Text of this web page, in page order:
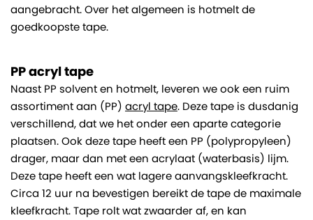
aangebracht. Over het algemeen is hotmelt de
goedkoopste tape.
PP acryl tape
Naast PP solvent en hotmelt, leveren we ook een ruim
assortiment aan (PP) acryl tape. Deze tape is dusdanig
verschillend, dat we het onder een aparte categorie
plaatsen. Ook deze tape heeft een PP (polypropyleen)
drager, maar dan met een acrylaat (waterbasis) lijm.
Deze tape heeft een wat lagere aanvangskleefkracht.
Circa 12 uur na bevestigen bereikt de tape de maximale
kleefkracht. Tape rolt wat zwaarder af, en kan